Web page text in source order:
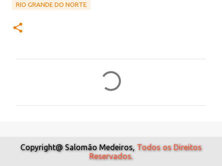
RIO GRANDE DO NORTE
Copyright@ Salomão Medeiros, Todos os Direitos
Reservados.